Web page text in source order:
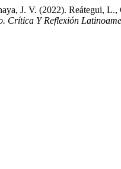
J. V. (2022). Reátegui,
Crítica Y Reflexión